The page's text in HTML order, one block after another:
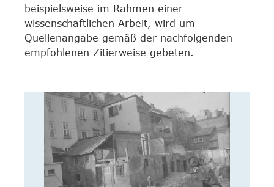
beispielsweise im Rahmen einer
wissenschaftlichen Arbeit, wird um
Quellenangabe gemäß der nachfolgenden
empfohlenen Zitierweise gebeten.